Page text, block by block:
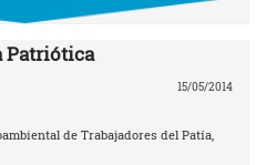
Patriótica
15/05/2014
de Trabajadores del Patía,